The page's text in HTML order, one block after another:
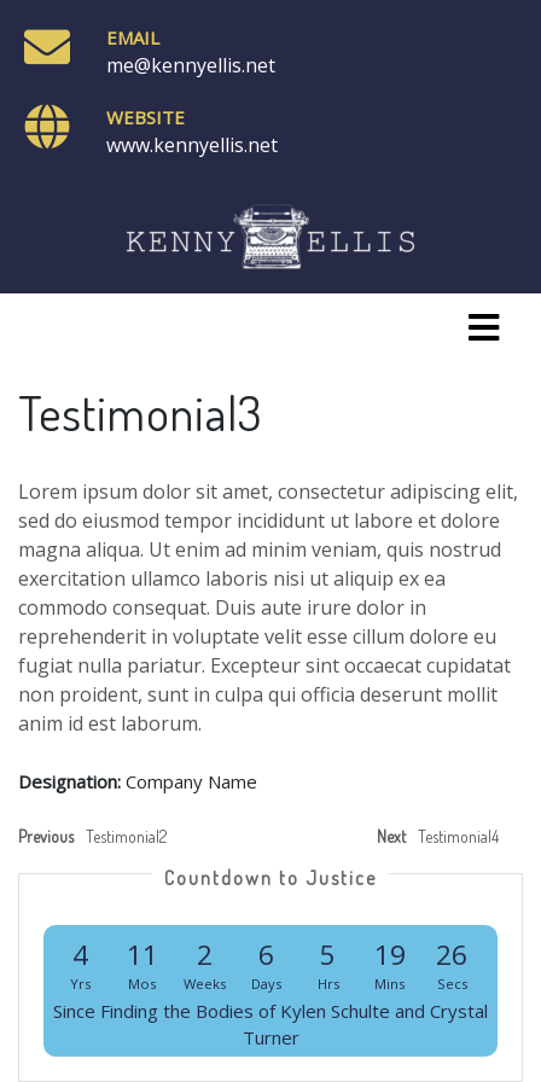
EMAIL
me@kennyellis.net
WEBSITE
www.kennyellis.net
Testimonial3
Lorem ipsum dolor sit amet, consectetur adipiscing elit,
sed do eiusmod tempor incididunt ut labore et dolore
magna aliqua. Ut enim ad minim veniam, quis nostrud
exercitation ullamco laboris nisi ut aliquip ex ea
commodo consequat. Duis aute irure dolor in
reprehenderit in voluptate velit esse cillum dolore eu
fugiat nulla pariatur. Excepteur sint occaecat cupidatat
non proident, sunt in culpa qui officia deserunt mollit
anim id est laborum.
Designation: Company Name
Previous Testimonial2 Next Testimonial4
Countdown to Justice
4
Yrs
11
Mos
2
Weeks
6
Days
5
Hrs
19
Mins
26
Secs
Since Finding the Bodies of Kylen Schulte and Crystal
Turner